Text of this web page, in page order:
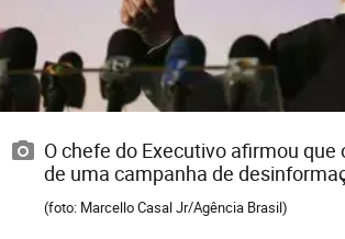
O chefe do Executivo afirmou que
de uma campanha de
(foto: Marcello Casal Jr/Agência Brasil)